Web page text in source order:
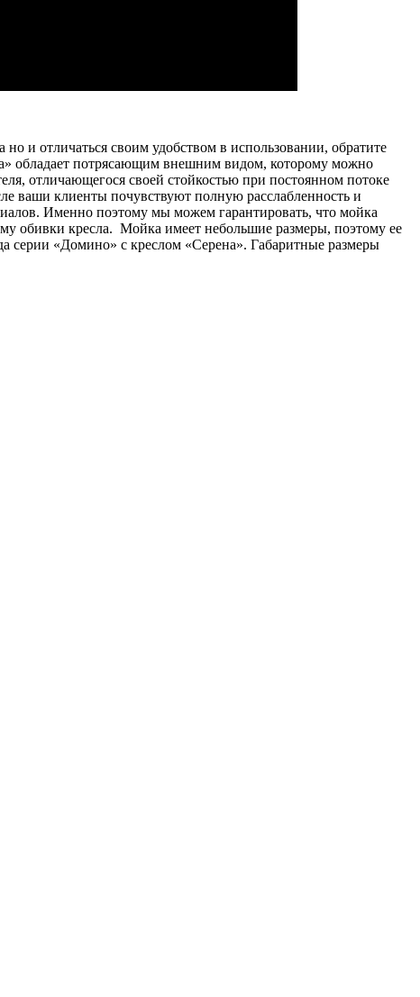
и отличаться своим удобством в использовании, обратите
обладает потрясающим внешним видом, которому можно
отличающегося своей стойкостью при постоянном потоке
ваши клиенты почувствуют полную расслабленность и
Именно поэтому мы можем гарантировать, что мойка
обивки кресла. Мойка имеет небольшие размеры, поэтому ее
серии «Домино» с креслом «Серена». Габаритные размеры